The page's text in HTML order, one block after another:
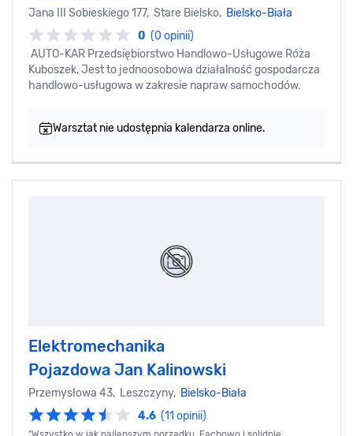
Jana III Sobieskiego 177, Stare Bielsko, Bielsko-Biała
0 (0 opinii)
AUTO-KAR Przedsiębiorstwo Handlowo-Usługowe Róża
Kuboszek, Jest to jednoosobowa działalność gospodarcza
handlowo-usługowa w zakresie napraw samochodów.
Warsztat nie udostępnia kalendarza online.
Elektromechanika
Pojazdowa Jan Kalinowski
Przemysłowa 43, Leszczyny, Bielsko-Biała
4.6 (11 opinii)